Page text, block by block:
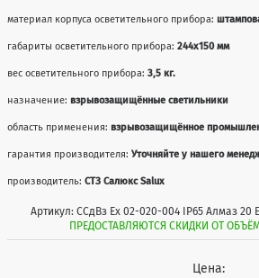
материал корпуса осветительного прибора:
габариты осветительного прибора:244x150 мм
вес осветительного прибора:3,5 кг.
назначение:взрывозащищённые светильники
область применения:взрывозащищённое
гарантия производителя:Уточняйте у нашего
производитель:СТЗ Салюкс Salux
Артикул: ССдВз Ех 02-020-004 IP65 Алмаз 20
ПРЕДОСТАВЛЯЮТСЯ СКИДКИ ОТ
Цена: